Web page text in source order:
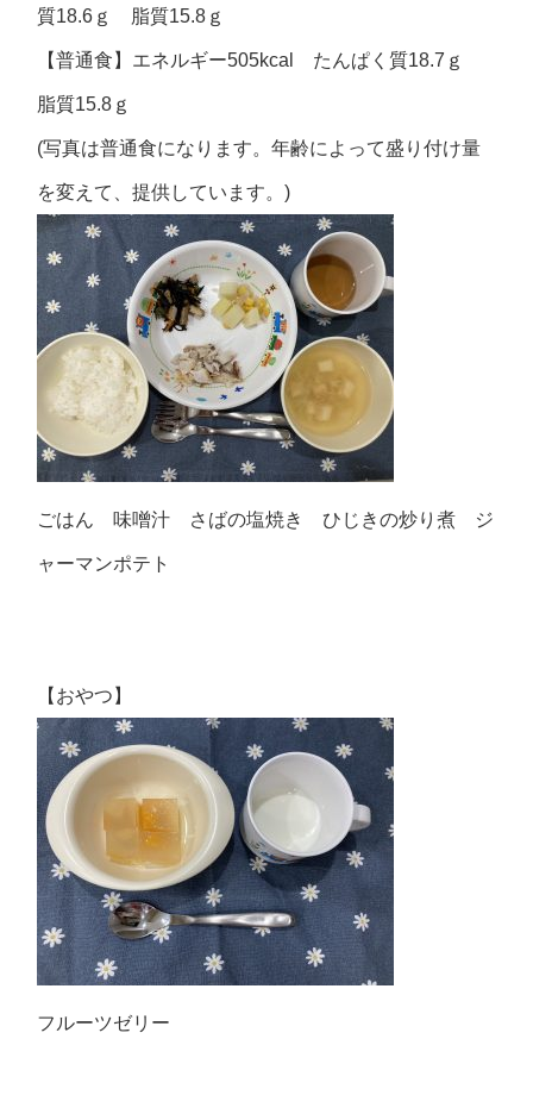
質18.6ｇ 脂質15.8ｇ
【普通食】エネルギー505kcal たんぱく質18.7ｇ
脂質15.8ｇ
(写真は普通食になります。年齢によって盛り付け量
を変えて、提供しています。)
ごはん 味噌汁 さばの塩焼き ひじきの炒り煮 ジ
ャーマンポテト
【おやつ】
フルーツゼリー